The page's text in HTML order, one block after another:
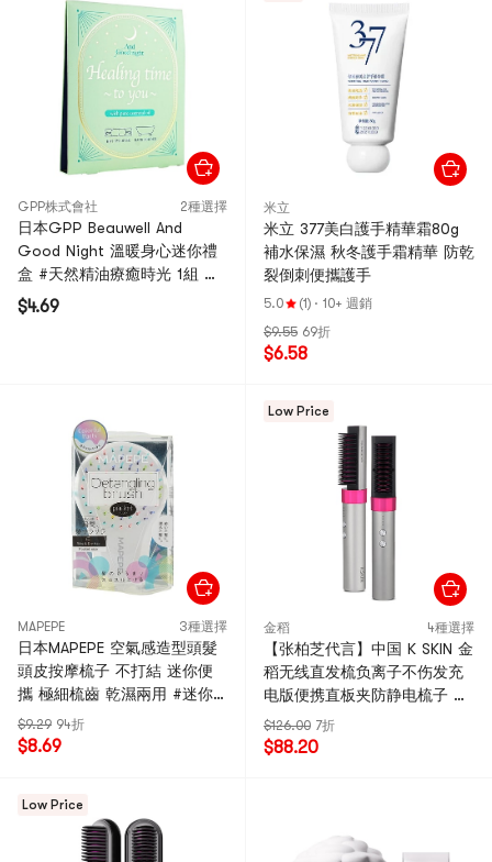
GPP株式會社 2種選擇
日本GPP Beauwell And
Good Night 溫暖身心迷你禮
盒 #天然精油療癒時光 1組 熱
敷眼罩 ×1泡澡粉 ×1
$4.69
米立
米立 377美白護手精華霜80g
補水保濕 秋冬護手霜精華 防乾
裂倒刺便攜護手
5.0 (1) · 10+ 週銷
$9.55 69折
$6.58
MAPEPE 3種選擇
日本MAPEPE 空氣感造型頭髮
頭皮按摩梳子 不打結 迷你便
攜 極細梳齒 乾濕兩用 #迷你
款白色七彩 【限定七彩系列】
$9.29 94折
$8.69
Low Price
金稻 4種選擇
【张柏芝代言】中国 K SKIN 金
稻无线直发梳负离子不伤发充
电版便携直板夹防静电梳子 灰
色 1件
$126.00 7折
$88.20
Low Price